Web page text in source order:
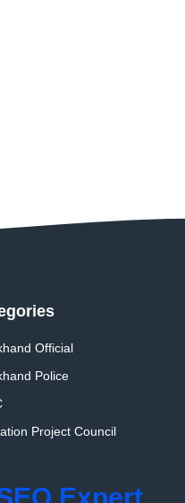
Official
Police
Project Council